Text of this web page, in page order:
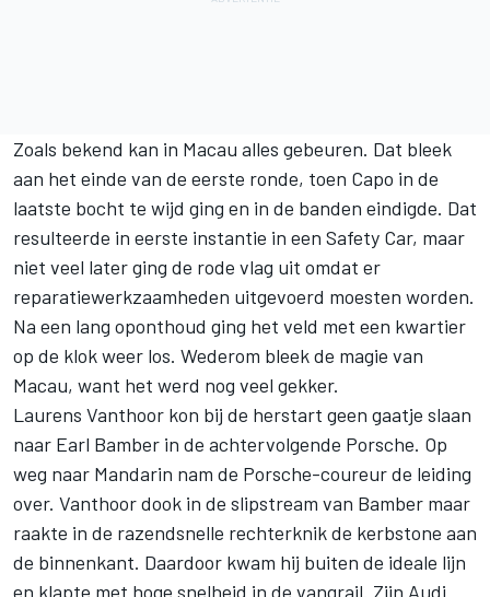
Zoals bekend kan in Macau alles gebeuren. Dat bleek
aan het einde van de eerste ronde, toen Capo in de
laatste bocht te wijd ging en in de banden eindigde. Dat
resulteerde in eerste instantie in een Safety Car, maar
niet veel later ging de rode vlag uit omdat er
reparatiewerkzaamheden uitgevoerd moesten worden.
Na een lang oponthoud ging het veld met een kwartier
op de klok weer los. Wederom bleek de magie van
Macau, want het werd nog veel gekker.
Laurens Vanthoor kon bij de herstart geen gaatje slaan
naar Earl Bamber in de achtervolgende Porsche. Op
weg naar Mandarin nam de Porsche-coureur de leiding
over. Vanthoor dook in de slipstream van Bamber maar
raakte in de razendsnelle rechterknik de kerbstone aan
de binnenkant. Daardoor kwam hij buiten de ideale lijn
en klapte met hoge snelheid in de vangrail. Zijn Audi